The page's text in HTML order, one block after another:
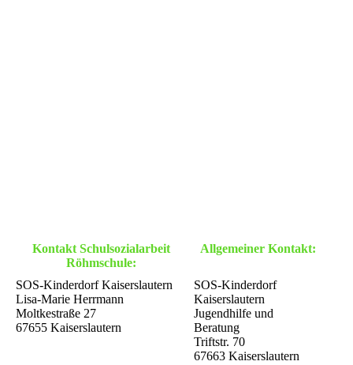
Kontakt Schulsozialarbeit
Röhmschule:
Allgemeiner Kontakt:
SOS-Kinderdorf Kaiserslautern
Lisa-Marie Herrmann
Moltkestraße 27
67655 Kaiserslautern
SOS-Kinderdorf
Kaiserslautern
Jugendhilfe und
Beratung
Triftstr. 70
67663 Kaiserslautern